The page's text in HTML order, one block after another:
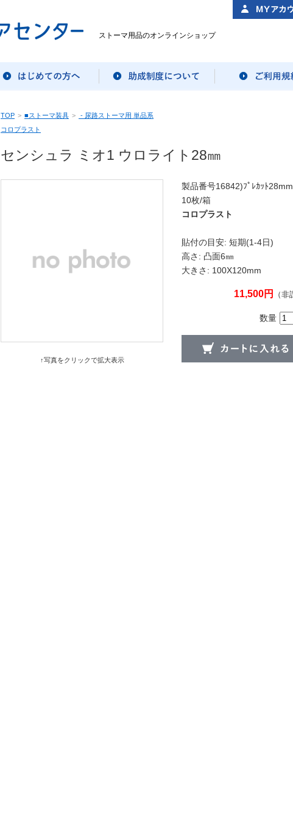
ストーマ用品のオンラインショップ
TOP > ■ストーマ装具 >
- 尿路ストーマ用 単品系
コロプラスト
センシュラ ミオ1 ウロライト28㎜
↑写真をクリックで拡大表示
製品番号16842)ﾌﾟﾚｶｯﾄ
10枚/箱
コロプラスト
貼付の目安: 短期(1-4日)
高さ: 凸面6㎜
大きさ: 100X120mm
11,500円 （
数量